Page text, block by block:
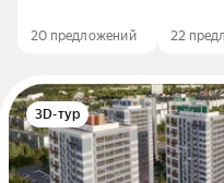
20 предложений 22
3D-тур